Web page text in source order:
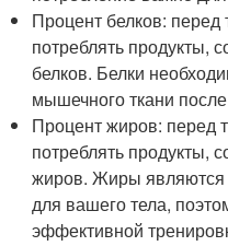
Процент белков: перед
потреблять продукты,
белков. Белки
мышечного ткани
Процент жиров: перед
потреблять продукты,
жиров. Жиры являются
для вашего тела,
эффективной